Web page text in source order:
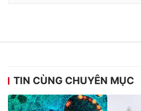
TIN CÙNG CHUYÊN MỤC